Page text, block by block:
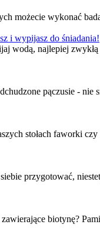
możecie wykonać
i wypijasz do śniadania!
wodą, najlepiej
pączusie -
stołach faworki
przygotować,
biotynę?